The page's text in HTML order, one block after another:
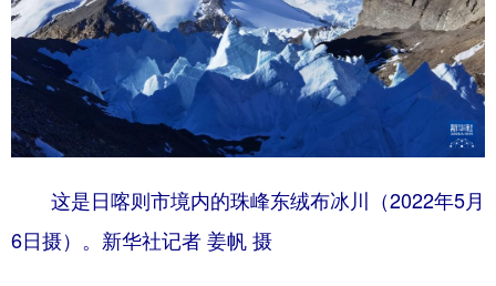
这是日喀则市境内的珠峰东绒布冰川（2022年5月
6日摄）。新华社记者 姜帆 摄